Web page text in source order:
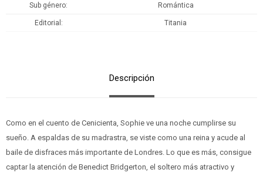
Sub género Romántica
Editorial Titania
Descripción
Como en el cuento de Cenicienta, Sophie ve una noche cumplirse su
sueño. A espaldas de su madrastra, se viste como una reina y acude al
baile de disfraces más importante de Londres. Lo que es más, consigue
captar la atención de Benedict Bridgerton, el soltero más atractivo y